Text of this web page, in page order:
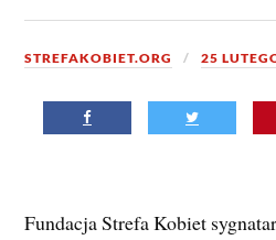
STREFAKOBIET.ORG 25
Fundacja Strefa Kobiet